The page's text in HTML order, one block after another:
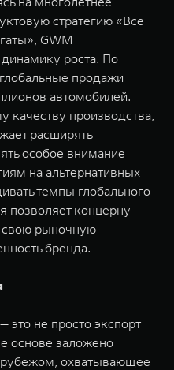
стратегию «Все
GWM
роста. По
продажи
автомобилей.
качеству производства,
расширять
особое внимание
на альтернативных
темпы глобального
позволяет концерну
свою рыночную
бренда.
это не просто экспорт
основе заложено
охватывающее